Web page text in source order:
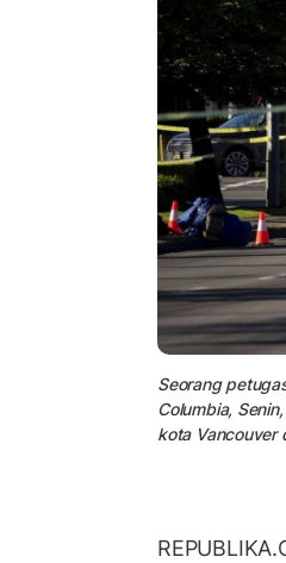
Seorang
Columbia,
kota Vancouver